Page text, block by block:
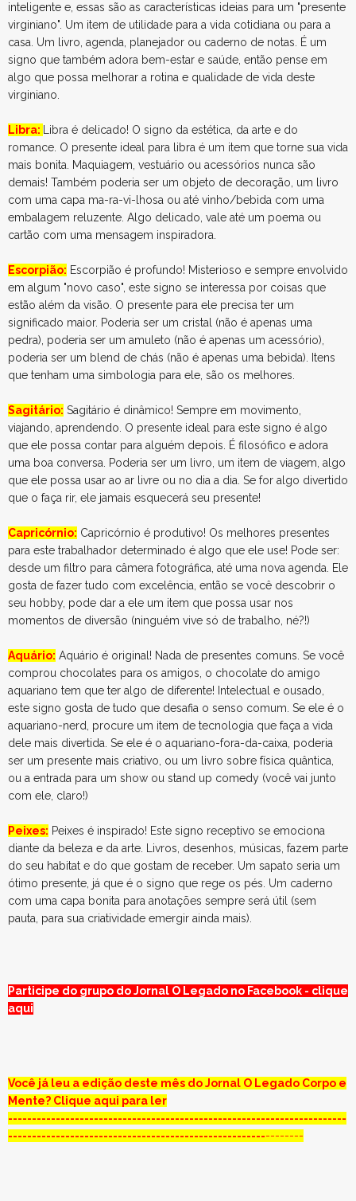
inteligente e, essas são as características ideias para um "presente
virginiano". Um item de utilidade para a vida cotidiana ou para a
casa. Um livro, agenda, planejador ou caderno de notas. É um
signo que também adora bem-estar e saúde, então pense em
algo que possa melhorar a rotina e qualidade de vida deste
virginiano.
Libra:
Libra é delicado! O signo da estética, da arte e do
romance. O presente ideal para libra é um item que torne sua vida
mais bonita. Maquiagem, vestuário ou acessórios nunca são
demais! Também poderia ser um objeto de decoração, um livro
com uma capa ma-ra-vi-lhosa ou até vinho/bebida com uma
embalagem reluzente. Algo delicado, vale até um poema ou
cartão com uma mensagem inspiradora.
Escorpião: Escorpião é profundo! Misterioso e sempre envolvido
em algum "novo caso", este signo se interessa por coisas que
estão além da visão. O presente para ele precisa ter um
significado maior. Poderia ser um cristal (não é apenas uma
pedra), poderia ser um amuleto (não é apenas um acessório),
poderia ser um blend de chás (não é apenas uma bebida). Itens
que tenham uma simbologia para ele, são os melhores.
Sagitário: Sagitário é dinâmico! Sempre em movimento,
viajando, aprendendo. O presente ideal para este signo é algo
que ele possa contar para alguém depois. É filosófico e adora
uma boa conversa. Poderia ser um livro, um item de viagem, algo
que ele possa usar ao ar livre ou no dia a dia. Se for algo divertido
que o faça rir, ele jamais esquecerá seu presente!
Capricórnio: Capricórnio é produtivo! Os melhores presentes
para este trabalhador determinado é algo que ele use! Pode ser:
desde um filtro para câmera fotográfica, até uma nova agenda. Ele
gosta de fazer tudo com excelência, então se você descobrir o
seu hobby, pode dar a ele um item que possa usar nos
momentos de diversão (ninguém vive só de trabalho, né?!)
Aquário: Aquário é original! Nada de presentes comuns. Se você
comprou chocolates para os amigos, o chocolate do amigo
aquariano tem que ter algo de diferente! Intelectual e ousado,
este signo gosta de tudo que desafia o senso comum. Se ele é o
aquariano-nerd, procure um item de tecnologia que faça a vida
dele mais divertida. Se ele é o aquariano-fora-da-caixa, poderia
ser um presente mais criativo, ou um livro sobre física quântica,
ou a entrada para um show ou stand up comedy (você vai junto
com ele, claro!)
Peixes: Peixes é inspirado! Este signo receptivo se emociona
diante da beleza e da arte. Livros, desenhos, músicas, fazem parte
do seu habitat e do que gostam de receber. Um sapato seria um
ótimo presente, já que é o signo que rege os pés. Um caderno
com uma capa bonita para anotações sempre será útil (sem
pauta, para sua criatividade emergir ainda mais).
Participe do grupo do Jornal O Legado no Facebook - clique
aqui
Você já leu a edição deste mês do Jornal O Legado Corpo e
Mente? Clique aqui para ler
-----------------------------------------------------------------------
--------------------------------------------------------------